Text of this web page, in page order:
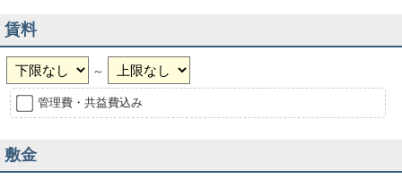
賃料
～
管理費・共益費込み
敷金